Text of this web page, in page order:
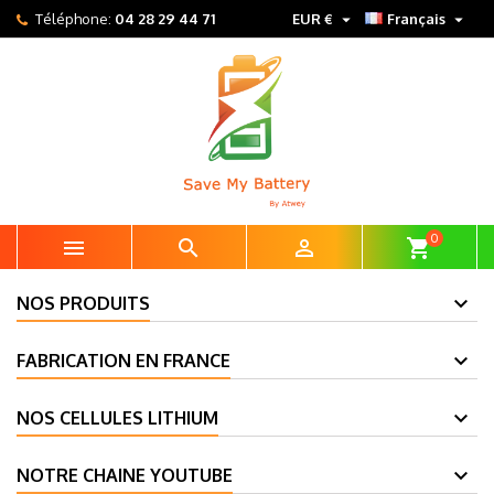
Téléphone: 04 28 29 44 71 Français 
EUR € 
   shopping_cart0
NOS PRODUITS
FABRICATION EN FRANCE
NOS CELLULES LITHIUM
NOTRE CHAINE YOUTUBE